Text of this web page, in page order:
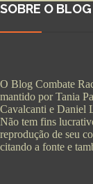
SOBRE O BLOG
O Blog Combate
mantido por Tania
Cavalcanti e Daniel
Não tem fins
reprodução de seu
citando a fonte e